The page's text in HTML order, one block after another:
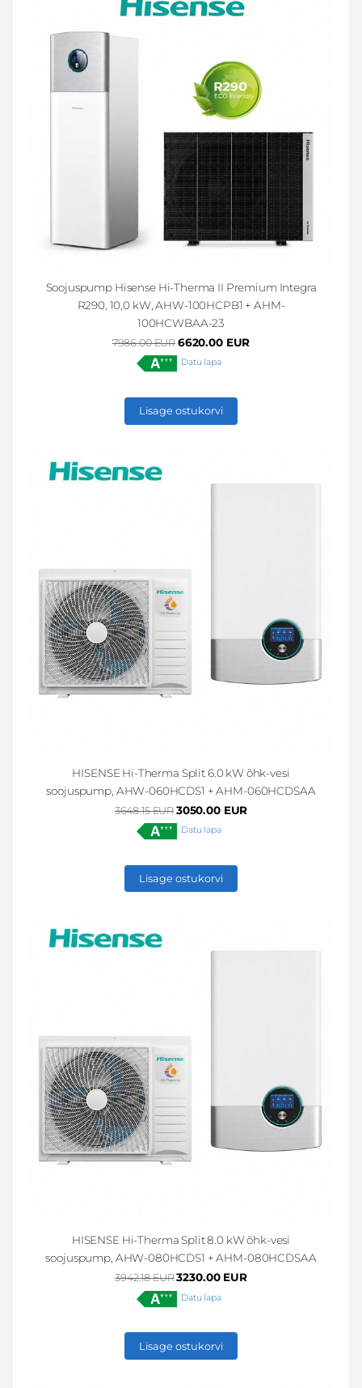
Soojuspump Hisense Hi-Therma II Premium Integra
R290, 10,0 kW, AHW-100HCPB1 + AHM-
100HCWBAA-23
7986.00 EUR 6620.00 EUR
Datu lapa
Lisage ostukorvi
HISENSE Hi-Therma Split 6.0 kW õhk-vesi
soojuspump, AHW-060HCDS1 + AHM-060HCDSAA
3648.15 EUR 3050.00 EUR
Datu lapa
Lisage ostukorvi
HISENSE Hi-Therma Split 8.0 kW õhk-vesi
soojuspump, AHW-080HCDS1 + AHM-080HCDSAA
3942.18 EUR3230.00 EUR
Datu lapa
Lisage ostukorvi